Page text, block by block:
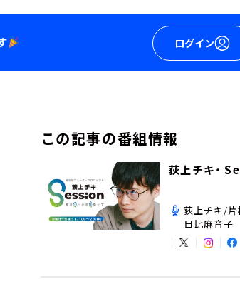
ログイン
この記事の番組情報
荻上チキ・
荻上チキ/
日比麻音子